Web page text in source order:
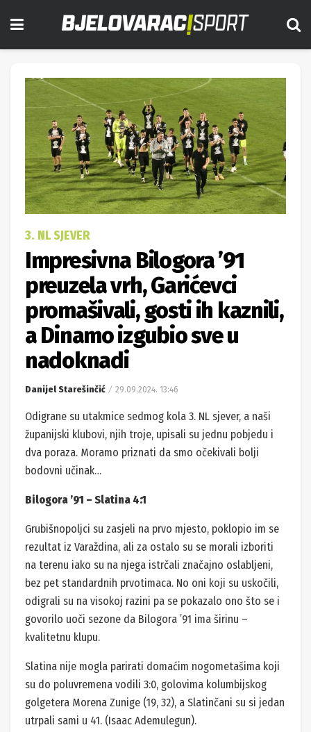
3. NL SJEVER
Impresivna Bilogora ’91
preuzela vrh, Garićevci
promašivali, gosti ih kaznili,
a Dinamo izgubio sve u
nadoknadi
Danijel Starešinčić 29.09.2024. 13:46
Odigrane su utakmice sedmog kola 3. NL sjever, a naši
županijski klubovi, njih troje, upisali su jednu pobjedu i
dva poraza. Moramo priznati da smo očekivali bolji
bodovni učinak…
Bilogora ’91 – Slatina 4:1
Grubišnopoljci su zasjeli na prvo mjesto, poklopio im se
rezultat iz Varaždina, ali za ostalo su se morali izboriti
na terenu iako su na njega istrčali značajno oslabljeni,
bez pet standardnih prvotimaca. No oni koji su uskočili,
odigrali su na visokoj razini pa se pokazalo ono što se i
govorilo uoči sezone da Bilogora ’91 ima širinu –
kvalitetnu klupu.
Slatina nije mogla parirati domaćim nogometašima koji
su do poluvremena vodili 3:0, golovima kolumbijskog
golgetera Morena Zunige (19, 32), a Slatinčani su si jedan
utrpali sami u 41. (Isaac Ademulegun).